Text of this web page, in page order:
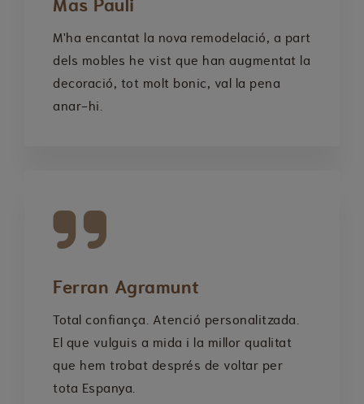
M'ha encantat la nova remodelació, a part
dels mobles he vist que han augmentat la
decoració, tot molt bonic, val la pena
anar-hi.
Ferran Agramunt
Total confiança. Atenció personalitzada.
El que vulguis a mida i la millor qualitat
que hem trobat després de voltar per
tota Espanya.